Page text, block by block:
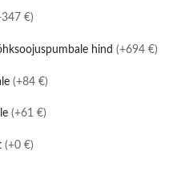
€)
hind (+694 €)
(+84 €)
(+61 €)
(+0 €)